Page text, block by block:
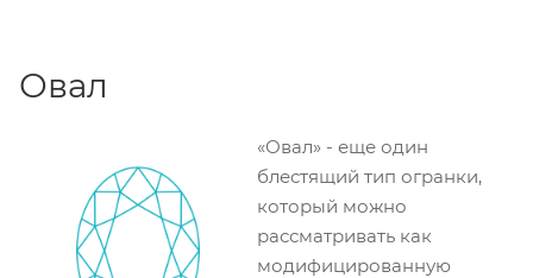
Овал
«Овал» - еще один
блестящий тип огранки,
который можно
рассматривать как
модифицированную